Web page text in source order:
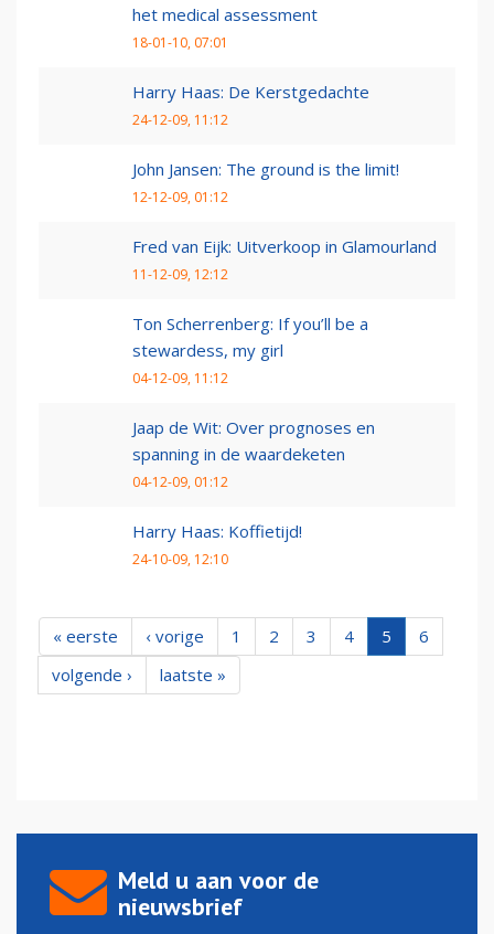
het medical assessment
18-01-10, 07:01
Harry Haas: De Kerstgedachte
24-12-09, 11:12
John Jansen: The ground is the limit!
12-12-09, 01:12
Fred van Eijk: Uitverkoop in Glamourland
11-12-09, 12:12
Ton Scherrenberg: If you’ll be a
stewardess, my girl
04-12-09, 11:12
Jaap de Wit: Over prognoses en
spanning in de waardeketen
04-12-09, 01:12
Harry Haas: Koffietijd!
24-10-09, 12:10
« eerste ‹ vorige 1 2 3 4 5
6
volgende ›
laatste »
Meld u aan voor de
nieuwsbrief